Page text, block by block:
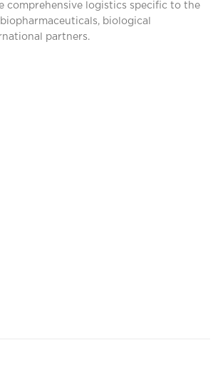
comprehensive logistics specific to the
biological
partners.